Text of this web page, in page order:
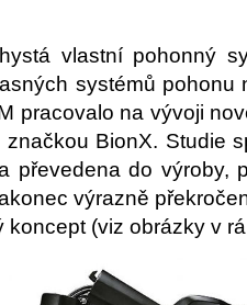
vlastní pohonný
systémů pohonu
pracovalo na vývoji
BionX. Studie
převedena do výroby,
výrazně
koncept (viz obrázky v